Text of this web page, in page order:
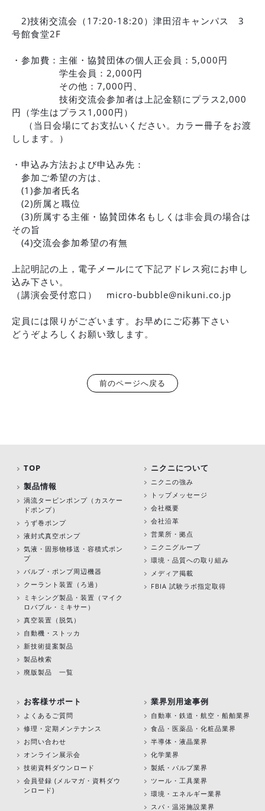
2)技術交流会（17:20-18:20）津田沼キャンパス 3
号館食堂2F
・参加費：主催・協賛団体の個人正会員：5,000円
学生会員：2,000円
その他：7,000円、
技術交流会参加者は上記金額にプラス2,000
円（学生はプラス1,000円）
（当日会場にてお支払いください。カラー冊子をお渡
しします。）
・申込み方法および申込み先：
参加ご希望の方は、
(1)参加者氏名
(2)所属と職位
(3)所属する主催・協賛団体名もしくは非会員の場合は
その旨
(4)交流会参加希望の有無
上記明記の上，電子メールにて下記アドレス宛にお申し
込み下さい。
（講演会受付窓口） micro-bubble@nikuni.co.jp
定員には限りがございます。お早めにご応募下さい
どうぞよろしくお願い致します。
前のページへ戻る
TOP
製品情報
渦流タービンポンプ （カスケー
ドポンプ）
うず巻ポンプ
液封式真空ポンプ
気液・固形物移送・容積式ポン
プ
バルブ・ポンプ周辺機器
クーラント装置（ろ過）
ミキシング製品・装置（マイク
ロバブル・ミキサー）
真空装置（脱気）
自動機・ストッカ
新技術提案製品
製品検索
廃版製品 一覧
ニクニについて
ニクニの強み
トップメッセージ
会社概要
会社沿革
営業所・拠点
ニクニグループ
環境・品質への取り組み
メディア掲載
FBIA 試験ラボ指定取得
お客様サポート
よくあるご質問
修理・定期メンテナンス
お問い合わせ
オンライン展示会
技術資料ダウンロード
会員登録 (メルマガ・資料ダウ
ンロード)
業界別用途事例
自動車・鉄道・航空・船舶業界
食品・医薬品・化粧品業界
半導体・液晶業界
化学業界
製紙・パルプ業界
ツール・工具業界
環境・エネルギー業界
スパ・温浴施設業界